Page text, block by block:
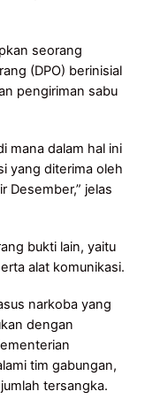
seorang
(DPO) berinisial
pengiriman sabu
mana dalam hal ini
yang diterima oleh
Desember,” jelas
bukti lain, yaitu
alat komunikasi.
narkoba yang
dengan
tim gabungan,
tersangka.